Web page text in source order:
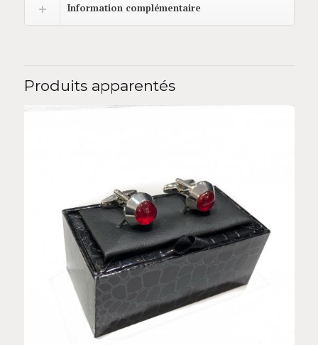
Information complémentaire
Produits apparentés